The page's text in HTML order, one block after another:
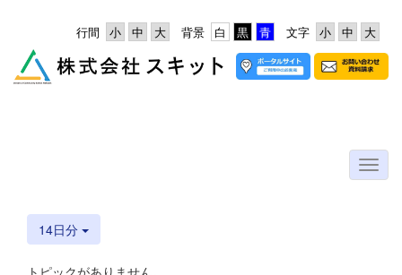
文字
背景
行間
14日分
トピックがありません。